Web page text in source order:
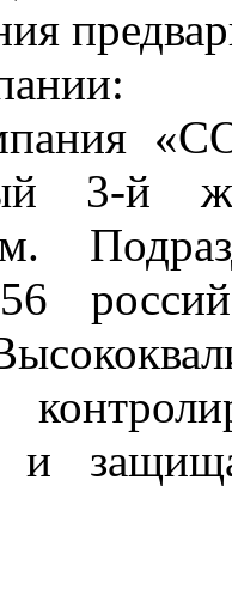
3-й
и